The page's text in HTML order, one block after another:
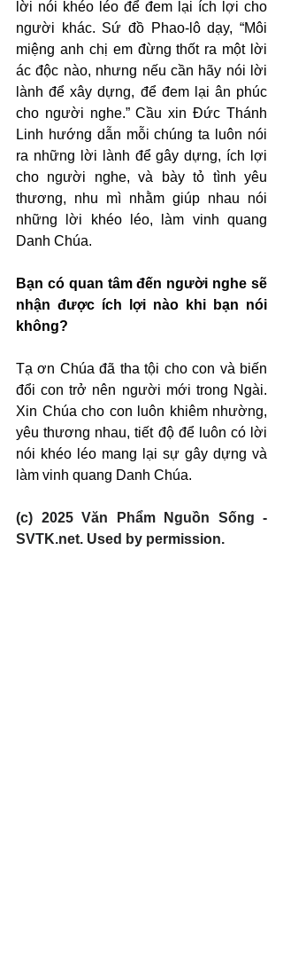
lời nói khéo léo để đem lại ích lợi cho
người khác. Sứ đồ Phao-lô dạy, “Môi
miệng anh chị em đừng thốt ra một lời
ác độc nào, nhưng nếu cần hãy nói lời
lành để xây dựng, để đem lại ân phúc
cho người nghe.” Cầu xin Đức Thánh
Linh hướng dẫn mỗi chúng ta luôn nói
ra những lời lành để gây dựng, ích lợi
cho người nghe, và bày tỏ tình yêu
thương, nhu mì nhằm giúp nhau nói
những lời khéo léo, làm vinh quang
Danh Chúa.
Bạn có quan tâm đến người nghe sẽ
nhận được ích lợi nào khi bạn nói
không?
Tạ ơn Chúa đã tha tội cho con và biến
đổi con trở nên người mới trong Ngài.
Xin Chúa cho con luôn khiêm nhường,
yêu thương nhau, tiết độ để luôn có lời
nói khéo léo mang lại sự gây dựng và
làm vinh quang Danh Chúa.
(c) 2025 Văn Phẩm Nguồn Sống -
SVTK.net. Used by permission.